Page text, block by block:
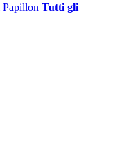
Papillon Tutti gli